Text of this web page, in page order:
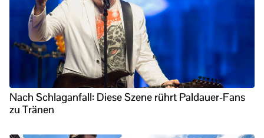
Nach Schlaganfall: Diese Szene rührt Paldauer-Fans
zu Tränen